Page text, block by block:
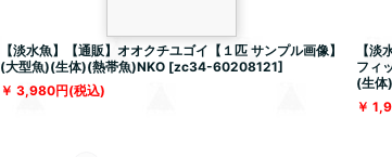
【淡水魚】【通販】オオクチユゴイ【１匹 サンプル画像】
(大型魚)(生体)(熱帯魚)NKO [zc34-60208121]
3,980円(税込)
【
フィ
(生体